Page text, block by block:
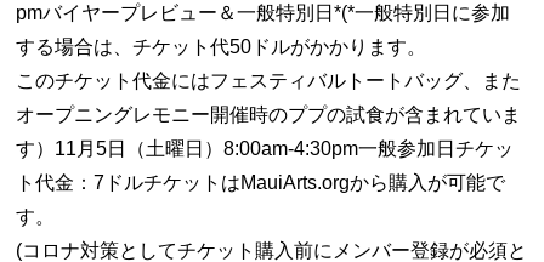
pmバイヤープレビュー＆一般特別日*(*一般特別日に参加
する場合は、チケット代50ドルがかかります。
このチケット代金にはフェスティバルトートバッグ、また
オープニングレモニー開催時のププの試食が含まれていま
す）11月5日（土曜日）8:00am-4:30pm一般参加日チケッ
ト代金：7ドルチケットはMauiArts.orgから購入が可能で
す。
(コロナ対策としてチケット購入前にメンバー登録が必須と